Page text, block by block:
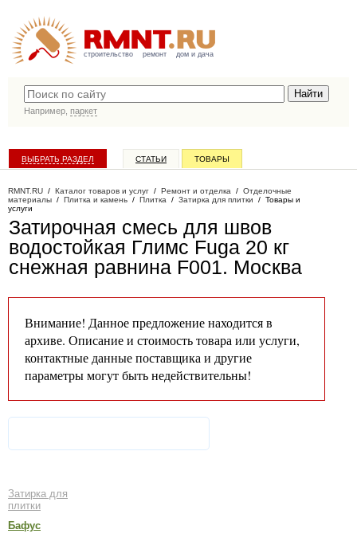
строительство ремонт дом и дача
Например, паркет
ВЫБРАТЬ РАЗДЕЛ СТАТЬИ ТОВАРЫ
RMNT.RU / Каталог товаров и услуг / Ремонт и отделка / Отделочные
материалы / Плитка и камень / Плитка / Затирка для плитки / Товары и
услуги
Затирочная смесь для швов
водостойкая Глимс Fuga 20 кг
снежная равнина F001. Москва
Внимание! Данное предложение находится в
архиве. Описание и стоимость товара или услуги,
контактные данные поставщика и другие
параметры могут быть недействительны!
Затирка для
плитки
Бафус